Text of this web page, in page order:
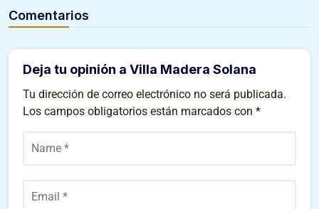
Comentarios
Deja tu opinión a Villa Madera Solana
Tu dirección de correo electrónico no será publicada.
Los campos obligatorios están marcados con *